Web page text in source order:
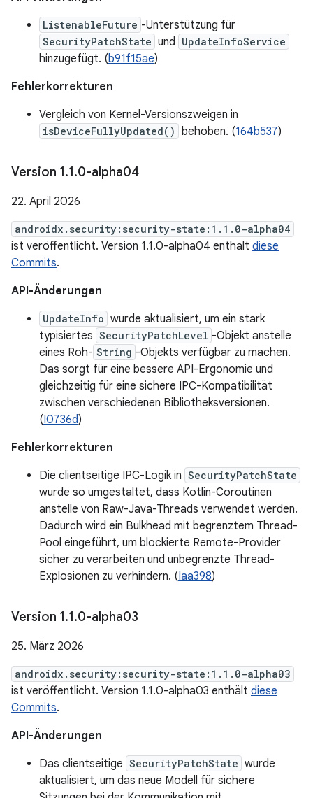
ListenableFuture -Unterstützung für
SecurityPatchState und UpdateInfoService
hinzugefügt. (b91f15ae)
Fehlerkorrekturen
Vergleich von Kernel-Versionszweigen in
isDeviceFullyUpdated() behoben. (164b537)
Version 1.1.0-alpha04
22. April 2026
androidx.security:security-state:1.1.0-alpha04
ist veröffentlicht. Version 1.1.0-alpha04 enthält diese
Commits.
API-Änderungen
UpdateInfo wurde aktualisiert, um ein stark
typisiertes SecurityPatchLevel -Objekt anstelle
eines Roh- String -Objekts verfügbar zu machen.
Das sorgt für eine bessere API-Ergonomie und
gleichzeitig für eine sichere IPC-Kompatibilität
zwischen verschiedenen Bibliotheksversionen.
(I0736d)
Fehlerkorrekturen
Die clientseitige IPC-Logik in SecurityPatchState
wurde so umgestaltet, dass Kotlin-Coroutinen
anstelle von Raw-Java-Threads verwendet werden.
Dadurch wird ein Bulkhead mit begrenztem Thread-
Pool eingeführt, um blockierte Remote-Provider
sicher zu verarbeiten und unbegrenzte Thread-
Explosionen zu verhindern. (Iaa398)
Version 1.1.0-alpha03
25. März 2026
androidx.security:security-state:1.1.0-alpha03
ist veröffentlicht. Version 1.1.0-alpha03 enthält diese
Commits.
API-Änderungen
Das clientseitige SecurityPatchState wurde
aktualisiert, um das neue Modell für sichere